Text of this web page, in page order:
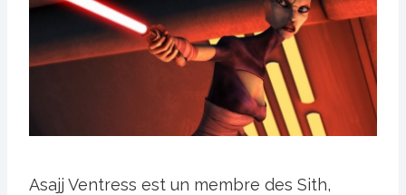
Asajj Ventress est un membre des Sith,